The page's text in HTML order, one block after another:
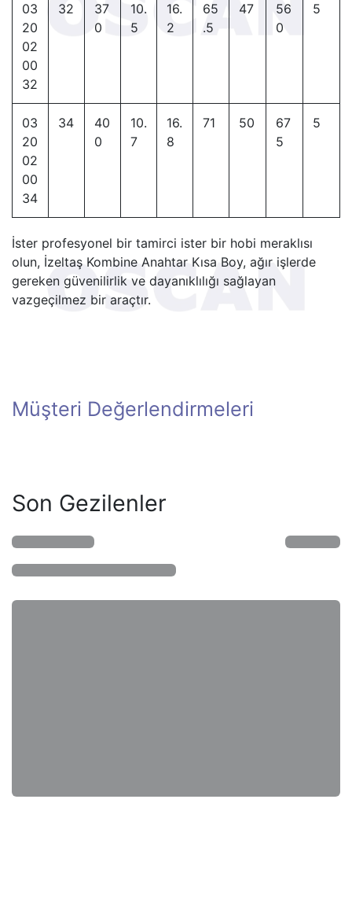
03
20
02
00
32
32
37
0
10.
5
16.
2
65
.5
47
56
0
5
03
20
02
00
34
34
40
0
10.
7
16.
8
71 50
67
5
5
İster profesyonel bir tamirci ister bir hobi meraklısı
olun, İzeltaş Kombine Anahtar Kısa Boy, ağır işlerde
gereken güvenilirlik ve dayanıklılığı sağlayan
vazgeçilmez bir araçtır.
Müşteri Değerlendirmeleri
Son Gezilenler